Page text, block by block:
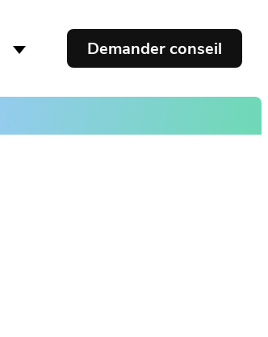
Demander conseil